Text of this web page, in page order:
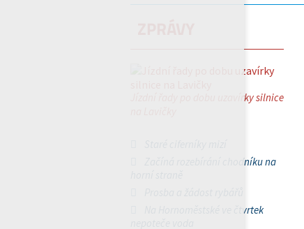
Jízdní řady po dobu uzavírky silnice
Začíná rozebírání chodníku na
Na Hornoměstské ve čtvrtek